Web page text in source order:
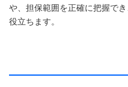
や、担保範囲を正確に把握で
役立ちます。